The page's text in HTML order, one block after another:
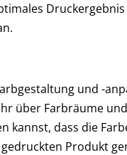
und -
über Farbräume
kannst, dass die
Produkt